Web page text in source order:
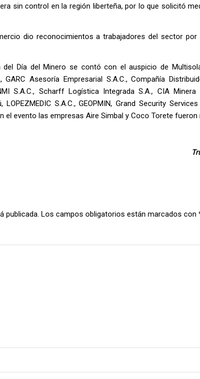
sin control en la región liberteña, por lo que solicitó
dio reconocimientos a trabajadores del sector
del Día del Minero se contó con el auspicio de
GARC Asesoría Empresarial S.A.C., Compañía
S.A.C., Scharff Logística Integrada S.A., CIA
S.A.C., GEOPMIN, Grand Security
el evento las empresas Aire Simbal y Coco Torete
publicada. Los campos obligatorios están marcados con